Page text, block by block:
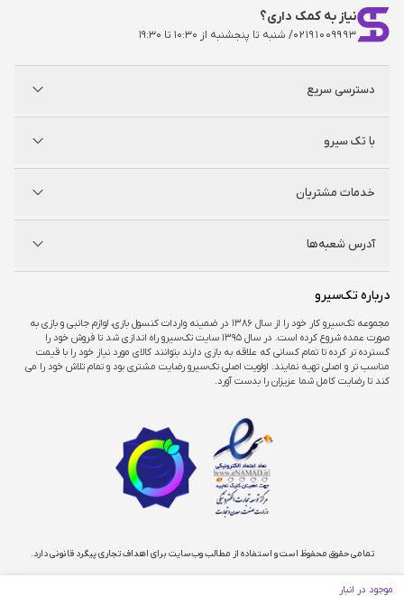
موجود در انبار
نیاز به کمک داری؟
۰۲۱۹۱۰۰۹۹۹۳/ شنبه تا پنجشنبه از ۱۰:۳۰ تا ۱۹:۳۰
دسترسی سریع
ایکس‌باکس
شگفت سیرو
با تک سیرو
راه‌های ارتباطی
مجله خبری
خدمات مشتریان
راهنمای اکانت‌ها
شرایط و قوانین
آدرس شعبه‌ها
شعبه مرکزی
شعبه چارسو
تهران، خیابان جمهوری، تقاطع حافظ، پاساژ چارسو، طبقه منفی یک، پلاک A۴۸
شعبه اپال
درباره تک‌سیرو
مجموعه تک‌سیرو کار خود را از سال ۱۳۸۶ در ضمینه واردات کنسول بازی، لوازم جانبی و بازی به
صورت عمده شروع کرده است. در سال ۱۳۹۵ سایت تک‌سیرو راه اندازی شد تا فروش خود را
گسترده تر کرده تا تمام کسانی که علاقه به بازی دارند بتوانند کالای مورد نیاز خود را با قیمت
مناسب تر و اصلی تهیه نمایند. اولویت اصلی تک‌سیرو رضایت مشتری بود و تمام تلاش خود را می
کند تا رضایت کامل شما عزیزان را بدست آورد.
تمامی حقوق محفوظ است و استفاده از مطالب وب‌سایت برای اهداف تجاری پیگرد قانونی دارد.